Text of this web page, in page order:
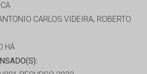
CARLOS VIDEIRA, ROBERTO
HÁ